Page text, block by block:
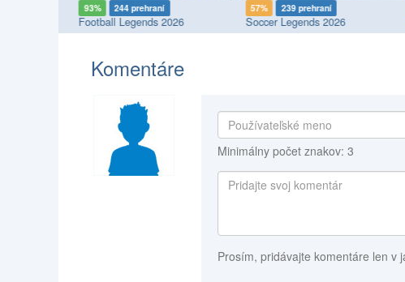
93% 244 prehraní
Football Legends 2026
57% 239 prehraní
Soccer Legends 2026
Komentáre
Minimálny počet znakov: 3
Prosím, pridávajte komentáre len v